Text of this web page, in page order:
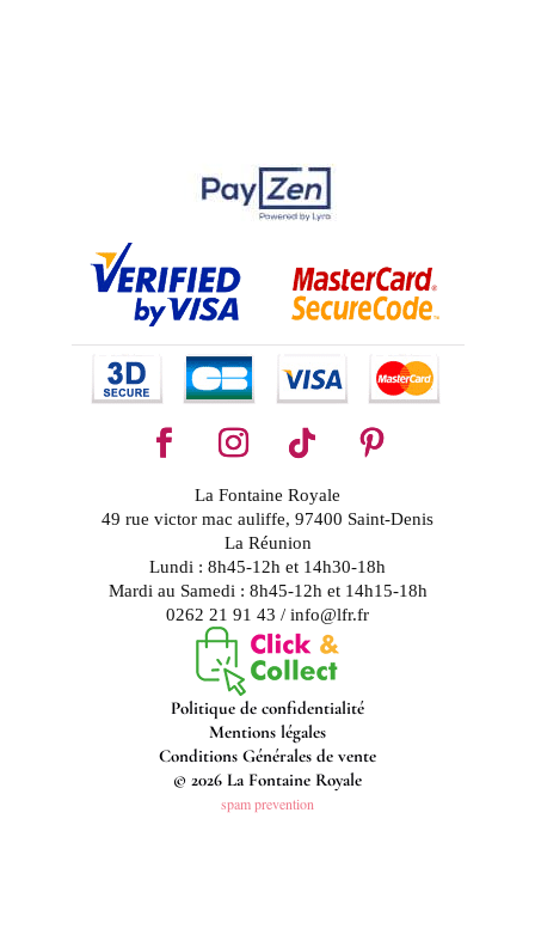
La Fontaine Royale
49 rue victor mac auliffe, 97400 Saint-Denis
La Réunion
Lundi : 8h45-12h et 14h30-18h
Mardi au Samedi : 8h45-12h et 14h15-18h
0262 21 91 43 / info@lfr.fr
Politique de confidentialité
Mentions légales
Conditions Générales de vente
© 2026 La Fontaine Royale
spam prevention